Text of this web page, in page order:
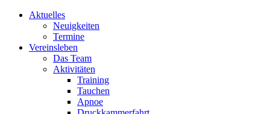
Aktuelles
Neuigkeiten
Termine
Vereinsleben
Das Team
Aktivitäten
Training
Tauchen
Apnoe